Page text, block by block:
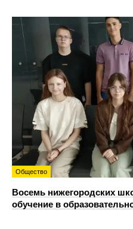
Общество
Восемь нижегородских
обучение в